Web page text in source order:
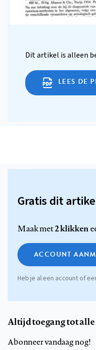
Dit artikel is alleen
LEES DE
Gratis dit
Maak met2 klikken
ACCOUNT
Heb je al een account of
Altijd toegang tot
Abonneer vandaag nog!